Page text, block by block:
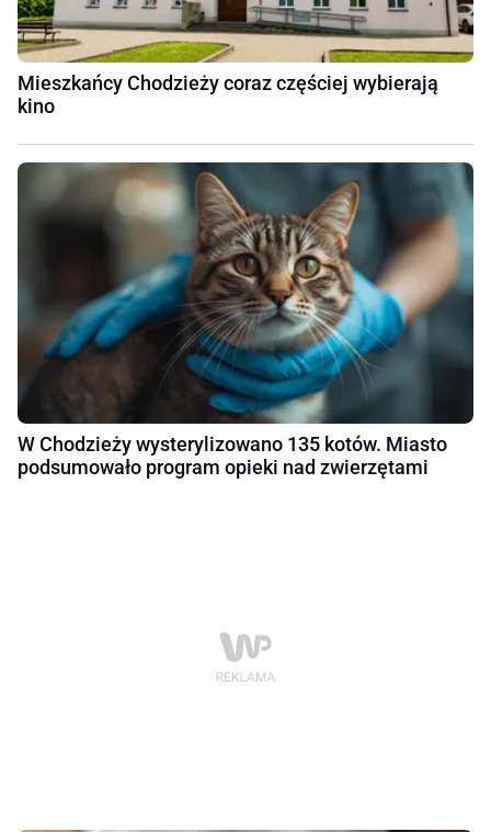
Mieszkańcy Chodzieży coraz częściej wybierają
kino
W Chodzieży wysterylizowano 135 kotów. Miasto
podsumowało program opieki nad zwierzętami